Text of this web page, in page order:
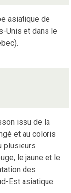
asiatique de
Unis et dans le
issu de la
et au coloris
plusieurs
le jaune et le
des
Est asiatique.